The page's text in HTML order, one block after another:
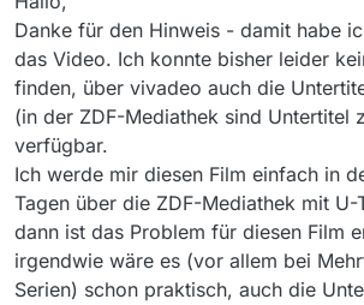
Danke für den Hinweis - damit habe
das Video. Ich konnte bisher leider
finden, über vivadeo auch die
(in der ZDF-Mediathek sind Untertitel
verfügbar.
Ich werde mir diesen Film einfach in
Tagen über die ZDF-Mediathek mit U-
dann ist das Problem für diesen Film
irgendwie wäre es (vor allem bei
Serien) schon praktisch, auch die